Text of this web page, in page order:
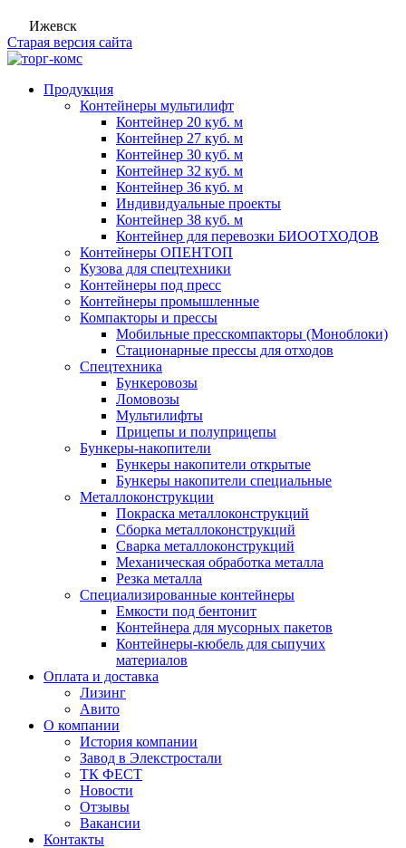
Ижевск
Старая версия сайта
Продукция
Контейнеры мультилифт
Контейнер 20 куб. м
Контейнер 27 куб. м
Контейнер 30 куб. м
Контейнер 32 куб. м
Контейнер 36 куб. м
Индивидуальные проекты
Контейнер 38 куб. м
Контейнер для перевозки БИООТХОДОВ
Контейнеры ОПЕНТОП
Кузова для спецтехники
Контейнеры под пресс
Контейнеры промышленные
Компакторы и прессы
Мобильные пресскомпакторы (Моноблоки)
Стационарные прессы для отходов
Спецтехника
Бункеровозы
Ломовозы
Мультилифты
Прицепы и полуприцепы
Бункеры-накопители
Бункеры накопители открытые
Бункеры накопители специальные
Металлоконструкции
Покраска металлоконструкций
Сборка металлоконструкций
Сварка металлоконструкций
Механическая обработка металла
Резка металла
Специализированные контейнеры
Емкости под бентонит
Контейнера для мусорных пакетов
Контейнеры-кюбель для сыпучих
материалов
Оплата и доставка
Лизинг
Авито
О компании
История компании
Завод в Элекстростали
ТК ФЕСТ
Новости
Отзывы
Вакансии
Контакты